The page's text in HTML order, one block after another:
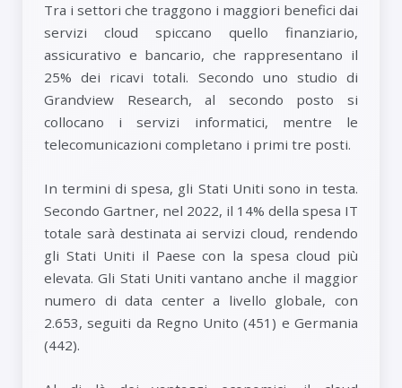
Tra i settori che traggono i maggiori benefici dai
servizi cloud spiccano quello finanziario,
assicurativo e bancario, che rappresentano il
25% dei ricavi totali. Secondo uno studio di
Grandview Research, al secondo posto si
collocano i servizi informatici, mentre le
telecomunicazioni completano i primi tre posti.
In termini di spesa, gli Stati Uniti sono in testa.
Secondo Gartner, nel 2022, il 14% della spesa IT
totale sarà destinata ai servizi cloud, rendendo
gli Stati Uniti il ​​Paese con la spesa cloud più
elevata. Gli Stati Uniti vantano anche il maggior
numero di data center a livello globale, con
2.653, seguiti da Regno Unito (451) e Germania
(442).